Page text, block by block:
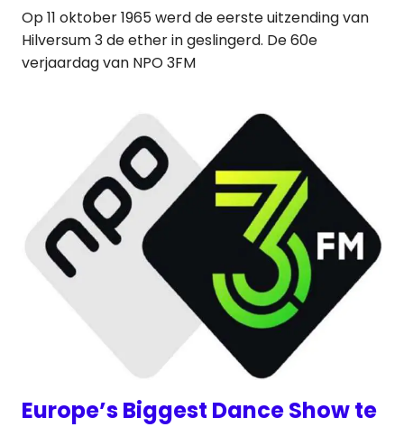
Op 11 oktober 1965 werd de eerste uitzending van
Hilversum 3 de ether in geslingerd. De 60e
verjaardag van NPO 3FM
Europe’s Biggest Dance Show te